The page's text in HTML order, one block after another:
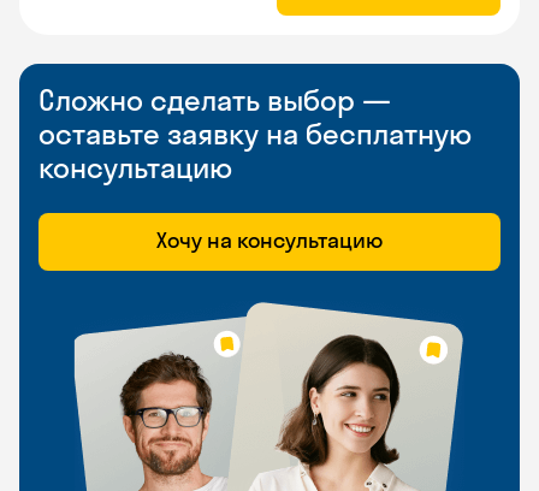
Сложно сделать выбор —
оставьте заявку на бесплатную
консультацию
Хочу на консультацию